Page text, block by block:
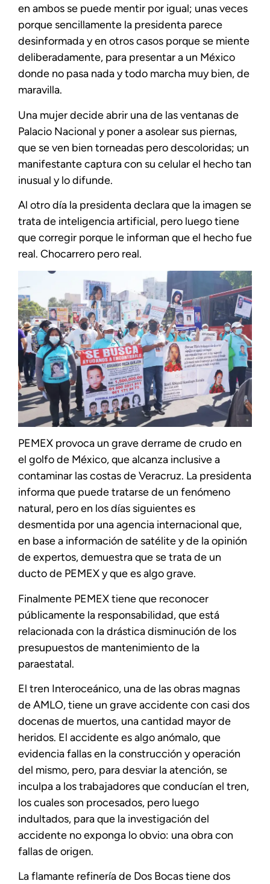
en ambos se puede mentir por igual; unas veces
porque sencillamente la presidenta parece
desinformada y en otros casos porque se miente
deliberadamente, para presentar a un México
donde no pasa nada y todo marcha muy bien, de
maravilla.
Una mujer decide abrir una de las ventanas de
Palacio Nacional y poner a asolear sus piernas,
que se ven bien torneadas pero descoloridas; un
manifestante captura con su celular el hecho tan
inusual y lo difunde.
Al otro día la presidenta declara que la imagen se
trata de inteligencia artificial, pero luego tiene
que corregir porque le informan que el hecho fue
real. Chocarrero pero real.
PEMEX provoca un grave derrame de crudo en
el golfo de México, que alcanza inclusive a
contaminar las costas de Veracruz. La presidenta
informa que puede tratarse de un fenómeno
natural, pero en los días siguientes es
desmentida por una agencia internacional que,
en base a información de satélite y de la opinión
de expertos, demuestra que se trata de un
ducto de PEMEX y que es algo grave.
Finalmente PEMEX tiene que reconocer
públicamente la responsabilidad, que está
relacionada con la drástica disminución de los
presupuestos de mantenimiento de la
paraestatal.
El tren Interoceánico, una de las obras magnas
de AMLO, tiene un grave accidente con casi dos
docenas de muertos, una cantidad mayor de
heridos. El accidente es algo anómalo, que
evidencia fallas en la construcción y operación
del mismo, pero, para desviar la atención, se
inculpa a los trabajadores que conducían el tren,
los cuales son procesados, pero luego
indultados, para que la investigación del
accidente no exponga lo obvio: una obra con
fallas de origen.
La flamante refinería de Dos Bocas tiene dos